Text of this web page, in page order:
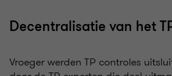
Decentralisatie van het
Vroeger werden TP controles